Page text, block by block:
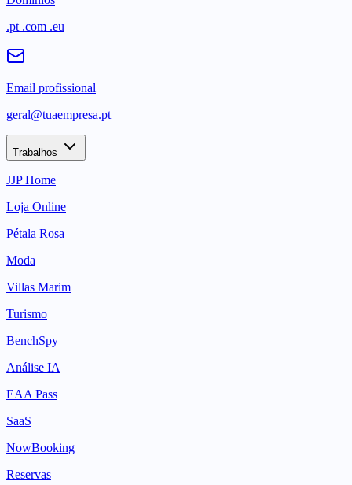
.pt .com .eu
Email profissional
geral@tuaempresa.pt
Trabalhos
JJP Home
Loja Online
Pétala Rosa
Moda
Villas Marim
Turismo
BenchSpy
Análise IA
EAA Pass
SaaS
NowBooking
Reservas